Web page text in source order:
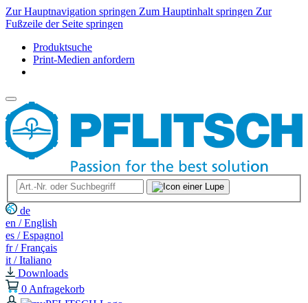
Zur Hauptnavigation springen Zum Hauptinhalt springen Zur
Fußzeile der Seite springen
Produktsuche
Print-Medien anfordern
de
en / English
es / Espagnol
fr / Français
it / Italiano
Downloads
0 Anfragekorb